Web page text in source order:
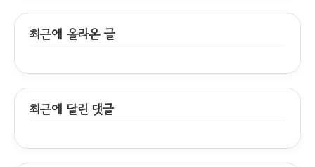
최근에 올라온 글
최근에 달린 댓글